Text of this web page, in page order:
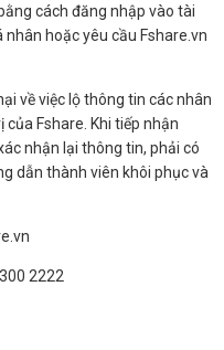
cách đăng nhập vào tài
hoặc yêu cầu Fshare.vn
về việc lộ thông tin các nhân
Fshare. Khi tiếp nhận
nhận lại thông tin, phải có
dẫn thành viên khôi phục và
2222